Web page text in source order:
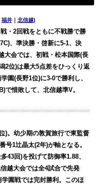
福井｜ 北信越)
・2回戦をともに不戦勝で勝
、準決勝・啓新に5-1、決
大会では、初戦・松本国際(長
2位)は最大5点差をひっくり返
園(長野1位)に3-0で勝利し、
で惜敗して、北信越準V。
)。幼少期の敦賀旅行で東監督
号1辻晶太(2年)が軸となる。
43回)を投げて防御率1.88、
越大会では全4試合で先発
園戦では完封勝利。このほ